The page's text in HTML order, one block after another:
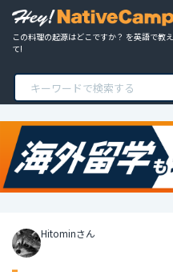
この料理の起源はどこですか？ を英語で教え
て!
Hitominさん